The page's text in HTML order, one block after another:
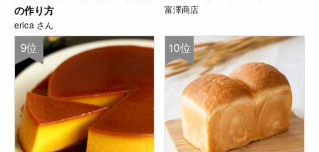
の作り方
erica さん
富澤商店
9位 10位